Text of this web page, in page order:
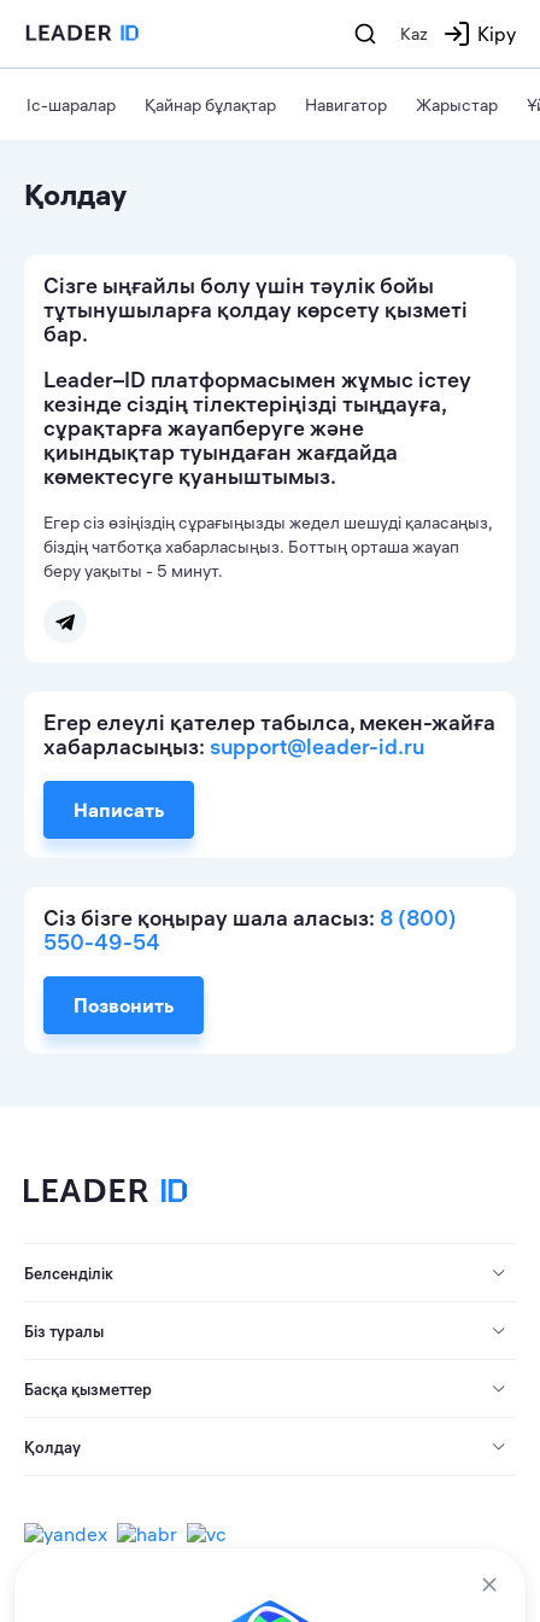
Kaz Кіру
Іс-шаралар Қайнар бұлақтар Навигатор Жарыстар
Қолдау
Сізге ыңғайлы болу үшін тәулік бойы
тұтынушыларға қолдау көрсету қызметі
бар.
Leader–ID платформасымен жұмыс істеу
кезінде сіздің тілектеріңізді тыңдауға,
сұрақтарға жауапберуге және
қиындықтар туындаған жағдайда
көмектесуге қуаныштымыз.
Егер сіз өзіңіздің сұрағыңызды жедел шешуді қаласаңыз,
біздің чатботқа хабарласыңыз. Боттың орташа жауап
беру уақыты - 5 минут.
Егер елеулі қателер табылса, мекен-жайға
хабарласыңыз: support@leader-id.ru
Написать
Сіз бізге қоңырау шала аласыз: 8 (800)
550-49-54
Позвонить
Белсенділік
Біз туралы
Басқа қызметтер
Қолдау